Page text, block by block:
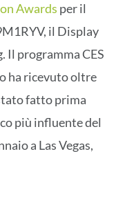
Awards per il
il Display
Il programma CES
ha ricevuto oltre
fatto prima
più influente del
a Las Vegas,